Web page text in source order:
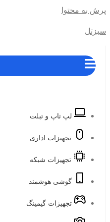
پرش به محتوا
سبزتل
لپ تاپ و تبلت
تجهیزات اداری
تجهیزات شبکه
گوشی هوشمند
تجهیزات گیمینگ